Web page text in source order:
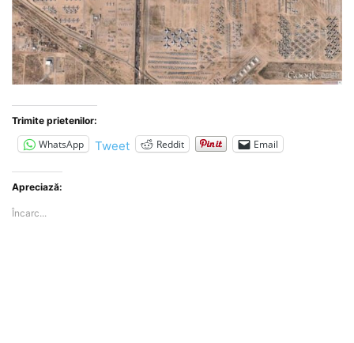
Trimite prietenilor:
WhatsApp Tweet Reddit Email
Apreciază:
Încarc...